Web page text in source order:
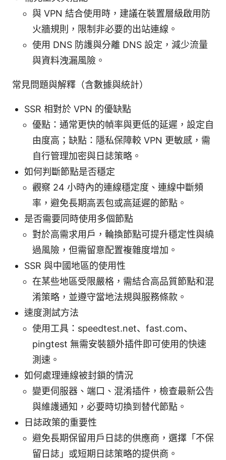
與 VPN 結合使用時，建議在裝置層級啟用防
火牆規則，限制非必要的出站連線。
使用 DNS 防護與分離 DNS 設定，減少流量
與資料洩漏風險。
常見問題與解釋（含數據與統計）
SSR 相對於 VPN 的優缺點
優點：通常更快的幀率與更低的延遲，設定自
由度高；缺點：隱私保障較 VPN 更敏感，需
自行管理加密與日誌策略。
如何判斷節點是否穩定
觀察 24 小時內的連線穩定度、連線中斷頻
率，避免長期高丟包或高延遲的節點。
是否需要同時使用多個節點
對於高需求用戶，輪換節點可提升穩定性與繞
過風險，但需留意配置複雜度增加。
SSR 與中國地區的使用性
在某些地區受限嚴格，需結合高品質節點和混
淆策略，並遵守當地法規與服務條款。
速度測試方法
使用工具：speedtest.net、fast.com、
pingtest 無需安裝額外插件即可使用的快速
測速。
如何處理連線被封鎖的情況
變更伺服器、端口、混淆插件，檢查最新公告
與維護通知，必要時切換到替代節點。
日誌政策的重要性
避免長期保留用戶日誌的供應商，選擇「不保
留日誌」或短期日誌策略的提供商。